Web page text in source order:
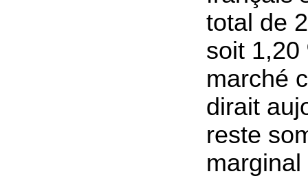
total de
soit 1,20
marché
dirait
reste